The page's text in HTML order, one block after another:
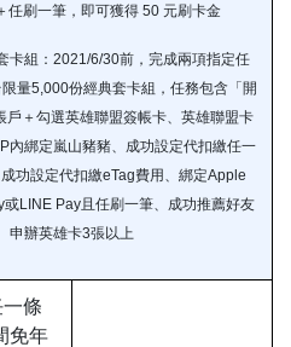
任刷一筆，即可獲得 50 元刷卡金
卡組：2021/6/30前，完成兩項指定任
量5,000份經典套卡組，任務包含「開
戶＋勾選英雄聯盟簽帳卡、英雄聯盟卡
內綁定嵐山豬豬、成功設定代扣繳任一
功設定代扣繳eTag費用、綁定Apple
LINE Pay且任刷一筆、成功推薦好友
申辦英雄卡3張以上
條
免年